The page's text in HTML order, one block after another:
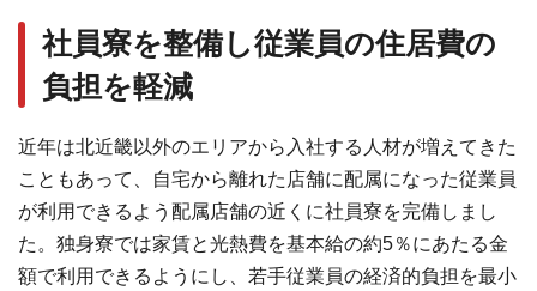
社員寮を整備し従業員の住居費の
負担を軽減
近年は北近畿以外のエリアから入社する人材が増えてきた
こともあって、自宅から離れた店舗に配属になった従業員
が利用できるよう配属店舗の近くに社員寮を完備しまし
た。独身寮では家賃と光熱費を基本給の約5％にあたる金
額で利用できるようにし、若手従業員の経済的負担を最小